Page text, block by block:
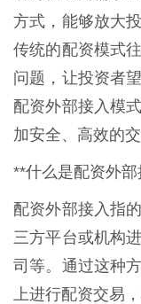
方式，能够放大
传统的配资模式
问题，让投资者
配资外部接入模
加安全、高效的交
**什么是配资外
配资外部接入指
三方平台或机构
司等。通过这种
上进行配资交易